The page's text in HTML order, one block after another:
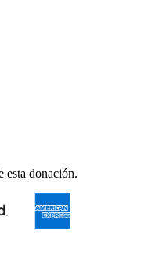
esta donación.